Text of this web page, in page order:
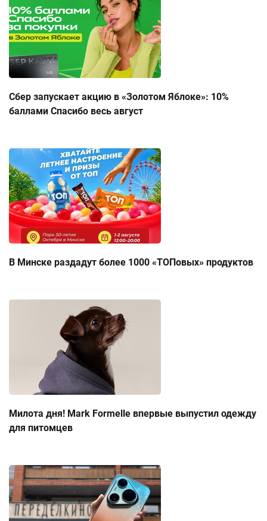
Сбер запускает акцию в «Золотом Яблоке»: 10%
баллами Спасибо весь август
В Минске раздадут более 1000 «ТОПовых» продуктов
Милота дня! Mark Formelle впервые выпустил одежду
для питомцев